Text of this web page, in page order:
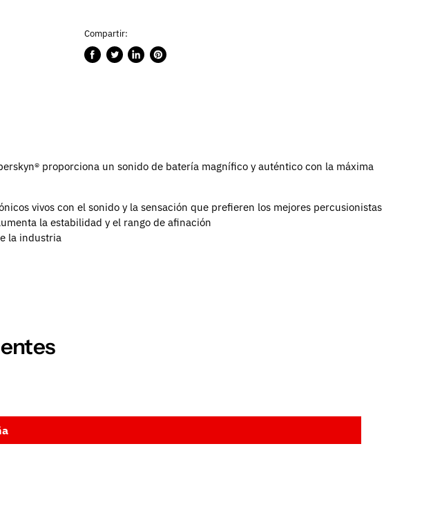
Compartir:
CompartirPublicarCompartirGuardar
proporciona un sonido de batería magnífico y auténtico con la máxima
vivos con el sonido y la sensación que prefieren los mejores percusionistas
la estabilidad y el rango de afinación
la industria